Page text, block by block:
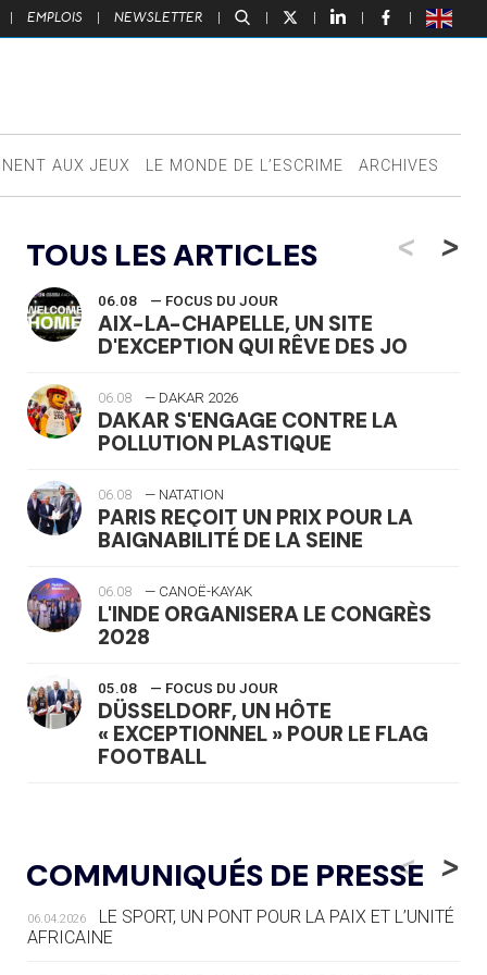
| EMPLOIS | NEWSLETTER | | | | |
AUX JEUX LE MONDE DE L’ESCRIME ARCHIVES
TOUS LES ARTICLES <
06.08 — FOCUS DU JOUR
AIX-LA-CHAPELLE, UN SITE
D'EXCEPTION QUI RÊVE DES JO
06.08 — DAKAR 2026
DAKAR S'ENGAGE CONTRE LA
POLLUTION PLASTIQUE
06.08 — NATATION
PARIS REÇOIT UN PRIX POUR LA
BAIGNABILITÉ DE LA SEINE
06.08 — CANOË-KAYAK
L'INDE ORGANISERA LE CONGRÈS
2028
05.08 — FOCUS DU JOUR
DÜSSELDORF, UN HÔTE
« EXCEPTIONNEL » POUR LE FLAG
FOOTBALL
LE RÊVE DE VOIR LA LUGE ALPINE
AUX JO « N'EST PAS FINI »
05.08 — TIR À L'ARC
DES MONDIAUX À BRISBANE SUR LA
>
COMMUNIQUÉS DE PRESSE
<
06.04.2026
LE SPORT, UN PONT POUR LA PAIX ET L’UNITÉ
AFRICAINE
>